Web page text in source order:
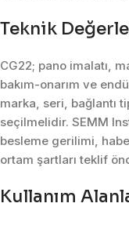
Teknik
CG22; pano imalatı,
bakım-onarım ve
marka, seri, bağlantı
seçilmelidir. SEMM
besleme gerilimi,
ortam şartları teklif
Kullanım